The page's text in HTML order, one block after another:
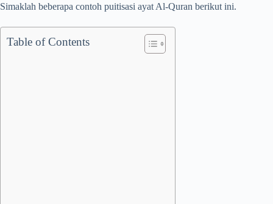
Simaklah beberapa contoh puitisasi ayat Al-Quran berikut ini.
Table of Contents